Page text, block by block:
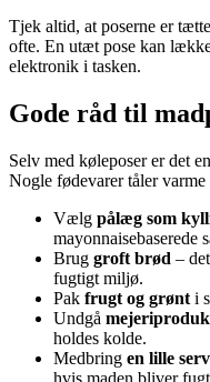
Tjek altid, at poserne er
ofte. En utæt pose kan
elektronik i tasken.
Gode råd til
Selv med køleposer er det
Nogle fødevarer tåler varme
Vælg pålæg som
mayonnaisebaserede
Brug groft brød –
fugtigt miljø.
Pak frugt og grønt i
Undgå
holdes kolde.
Medbring en lille
hvis maden bliver